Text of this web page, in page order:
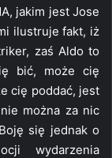
jakim jest Jose
ilustruje fakt, iż
zaś Aldo to
bić, może cię
cię poddać, jest
można za nic
się jednak o
wydarzenia